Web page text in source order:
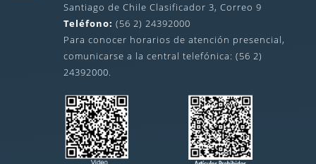
Santiago de Chile Clasificador 3, Correo 9
Teléfono: (56 2) 24392000
Para conocer horarios de atención presencial,
comunicarse a la central telefónica: (56 2)
24392000.